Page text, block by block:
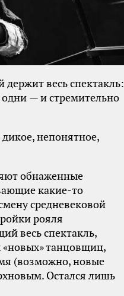
весь спектакль:
— и стремительно
непонятное,
обнаженные
какие-то
средневековой
рояля
весь спектакль,
«новых» танцовщиц,
(возможно, новые
Остался лишь